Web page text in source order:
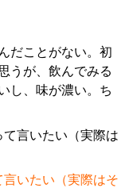
だことがない。初
うが、飲んでみる
し、味が濃い。ち
いたい（実際はそ